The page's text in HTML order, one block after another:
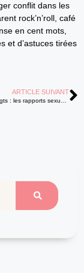
conflit dans les
rock’n’roll, café
en cent mots,
et d’astuces tirées
ARTICLE SUIVANT